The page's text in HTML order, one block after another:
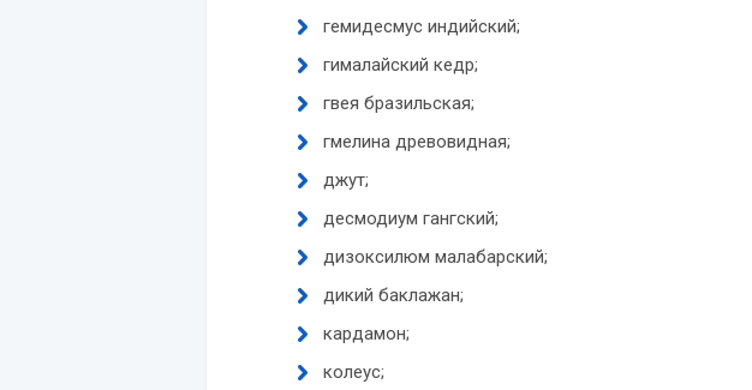
гемидесмус индийский;
гималайский кедр;
гвея бразильская;
гмелина древовидная;
джут;
десмодиум гангский;
дизоксилюм малабарский;
дикий баклажан;
кардамон;
колеус;